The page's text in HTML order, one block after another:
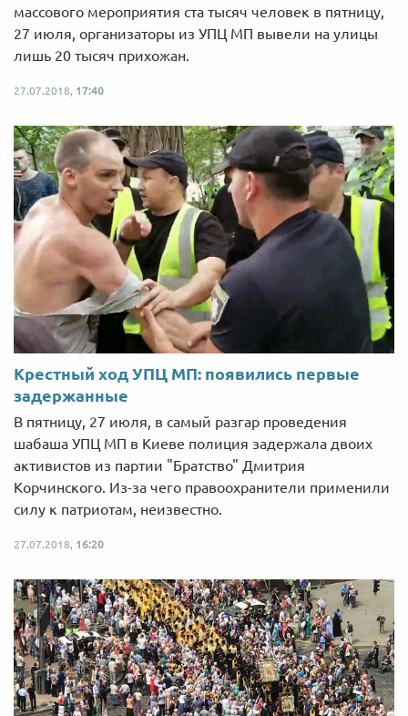
массового мероприятия ста тысяч человек в пятницу,
27 июля, организаторы из УПЦ МП вывели на улицы
лишь 20 тысяч прихожан.
27.07.2018, 17:40
Крестный ход УПЦ МП: появились первые
задержанные
В пятницу, 27 июля, в самый разгар проведения
шабаша УПЦ МП в Киеве полиция задержала двоих
активистов из партии "Братство" Дмитрия
Корчинского. Из-за чего правоохранители применили
силу к патриотам, неизвестно.
27.07.2018, 16:20